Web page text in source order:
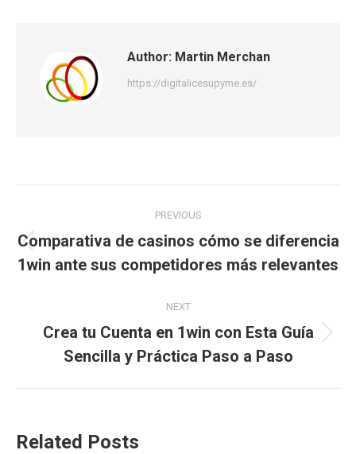
Author: Martin Merchan
https://digitalicesupyme.es/
navigation
PREVIOUS
Previous
post:
Comparativa de casinos cómo se diferencia
1win ante sus competidores más relevantes
NEXT
Next
post:
Crea tu Cuenta en 1win con Esta Guía
Sencilla y Práctica Paso a Paso
Related Posts